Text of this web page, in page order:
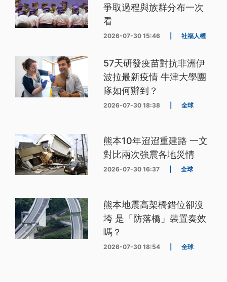
爭取過程與族群分布一次
看
2026-07-30 15:46 社福人權
57天研發疫苗對抗非洲伊
波拉最新疫情 牛津大學團
隊如何辦到？
2026-07-30 18:38 全球
熊本10年迢迢重建路 一文
對比兩次強震各地災情
2026-07-30 16:37 全球
熊本地震高架橋錯位卻沒
垮 是「防落橋」裝置奏效
嗎？
2026-07-30 18:54 全球